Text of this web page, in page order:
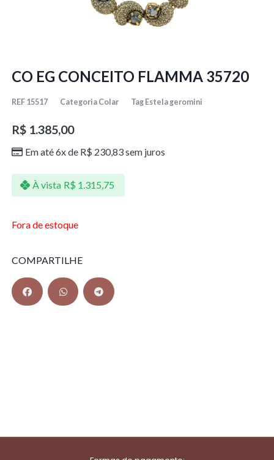
CO EG CONCEITO FLAMMA 35720
REF 15517 Categoria Colar Tag Estela geromini
R$1.385,00
Em até 6x de R$ 230,83sem juros
À vista R$ 1.315,75
Fora de estoque
COMPARTILHE